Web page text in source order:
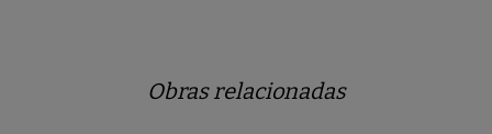
Obras relacionadas